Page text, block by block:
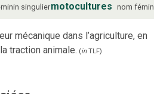
singuliermotocultures nom
mécanique dans l’agriculture, en
traction animale. (inTLF)